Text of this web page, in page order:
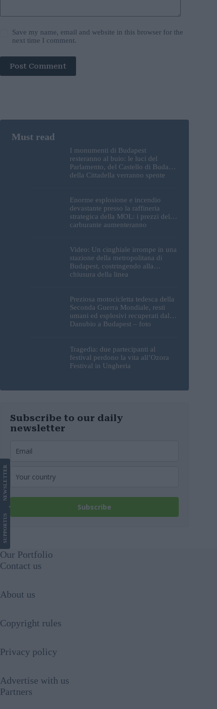
Save my name, email and website in this browser for the
next time I comment.
Post Comment
I monumenti di Budapest
resteranno al buio: le luci del
Parlamento, del Castello di Buda e
della Cittadella verranno spente
Enorme esplosione e incendio
devastante presso la raffineria
strategica della MOL: i prezzi del
carburante aumenteranno
Video: Un cinghiale irrompe in una
stazione della metropolitana di
Budapest, costringendo alla
chiusura della linea
Preziosa motocicletta tedesca della
Seconda Guerra Mondiale, resti
umani ed esplosivi recuperati dal
Danubio a Budapest – foto
Tragedia: due partecipanti al
festival perdono la vita all’Ozora
Festival in Ungheria
Subscribe to our daily
newsletter
Subscribe
SUPPORT
US
NEWS
LETTER
Our Portfolio
Contact us
About us
Copyright rules
Privacy policy
Advertise with us
Partners